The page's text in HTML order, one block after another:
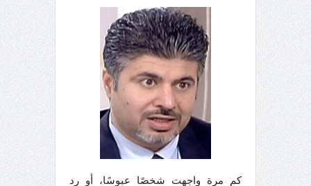
كم مرة واجهت شخصًا عبوسًا، أو رد